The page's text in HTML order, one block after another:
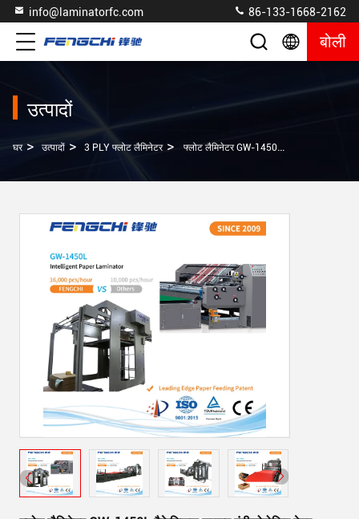
info@laminatorfc.com 86-133-1668-2162
बोली
उत्पादों
घर > उत्पादों > 3 PLY फ्लोट लैमिनेटर > फ्लोट लैमिनेटर GW-1450L मैकेनिकल ड्राइव एंटीकोरोसिव पेपर झिल्ली 16000 चादरें/घंटा